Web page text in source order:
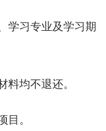
学习专业及学习期
料均不退还。
目。